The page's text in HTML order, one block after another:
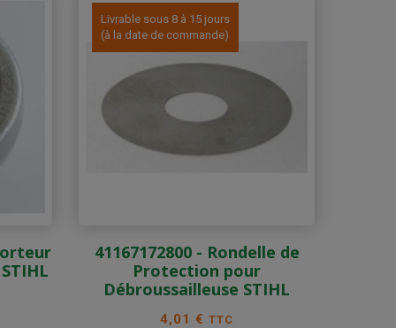
Livrable sous 8 à 15 jours
(à la date de commande)
41167172800 - Rondelle de
Protection pour
Débroussailleuse STIHL
Prix
4,01 €TTC